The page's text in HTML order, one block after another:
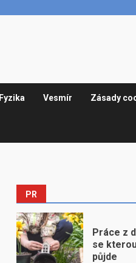
Fyzika Vesmír Zásady
PR
Práce z
se
půjde